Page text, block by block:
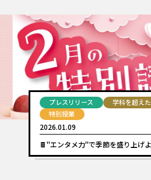
プレスリリース 学科を超え
特別授業
2026.01.09
🍫"エンタメ力"で季節を盛り上げ